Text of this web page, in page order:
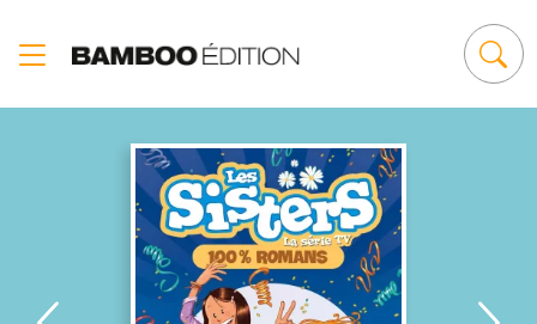
Soyons foot !